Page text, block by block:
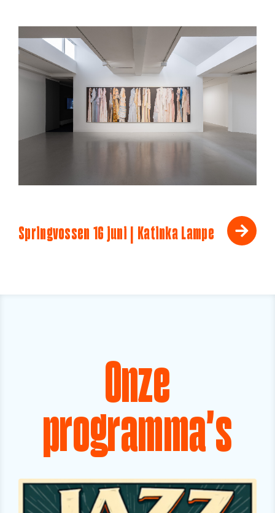
Springvossen 16 juni | Katinka Lampe
Onze
programma's